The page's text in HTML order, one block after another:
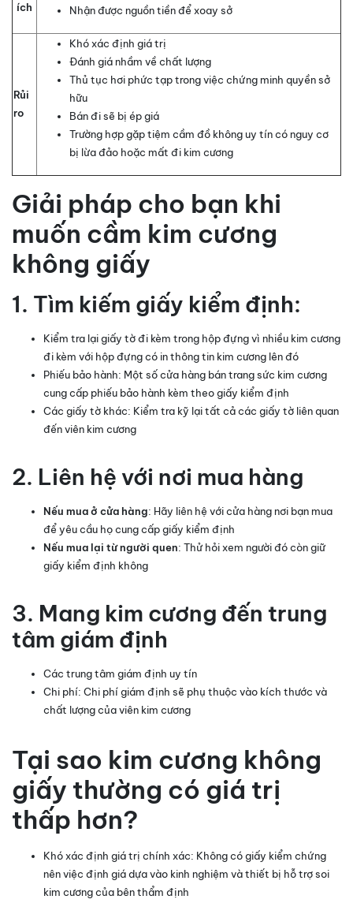
ích
Nhận được nguồn tiền để xoay sở
Rủi
ro
Khó xác định giá trị
Đánh giá nhầm về chất lượng
Thủ tục hơi phức tạp trong việc chứng minh quyền sở
hữu
Bán đi sẽ bị ép giá
Trường hợp gặp tiệm cầm đồ không uy tín có nguy cơ
bị lừa đảo hoặc mất đi kim cương
Giải pháp cho bạn khi
muốn cầm kim cương
không giấy
1. Tìm kiếm giấy kiểm định:
Kiểm tra lại giấy tờ đi kèm trong hộp đựng vì nhiều kim cương
đi kèm với hộp đựng có in thông tin kim cương lên đó
Phiếu bảo hành: Một số cửa hàng bán trang sức kim cương
cung cấp phiếu bảo hành kèm theo giấy kiểm định
Các giấy tờ khác: Kiểm tra kỹ lại tất cả các giấy tờ liên quan
đến viên kim cương
2. Liên hệ với nơi mua hàng
Nếu mua ở cửa hàng: Hãy liên hệ với cửa hàng nơi bạn mua
để yêu cầu họ cung cấp giấy kiểm định
Nếu mua lại từ người quen: Thử hỏi xem người đó còn giữ
giấy kiểm định không
3. Mang kim cương đến trung
tâm giám định
Các trung tâm giám định uy tín
Chi phí: Chi phí giám định sẽ phụ thuộc vào kích thước và
chất lượng của viên kim cương
Tại sao kim cương không
giấy thường có giá trị
thấp hơn?
Khó xác định giá trị chính xác: Không có giấy kiểm chứng
nên việc định giá dựa vào kinh nghiệm và thiết bị hỗ trợ soi
kim cương của bên thẩm định